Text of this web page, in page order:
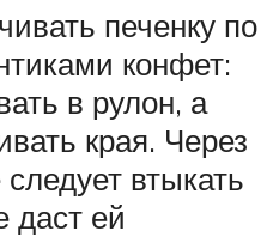
печенку по
конфет:
в рулон, а
края. Через
втыкать
даст ей